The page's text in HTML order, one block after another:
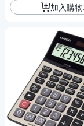
加入購